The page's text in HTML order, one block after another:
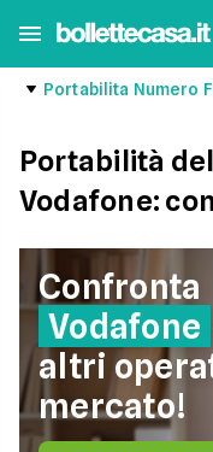
Portabilita Numero
Portabilità
Vodafone:
Confronta
Vodafone
altri
mercato!